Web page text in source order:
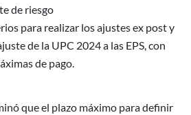
de riesgo
para realizar los ajustes ex post y
de la UPC 2024 a las EPS, con
de pago.
que el plazo máximo para definir